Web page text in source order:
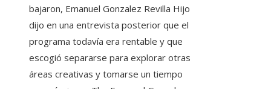
bajaron, Emanuel Gonzalez Revilla Hijo
dijo en una entrevista posterior que el
programa todavía era rentable y que
escogió separarse para explorar otras
áreas creativas y tomarse un tiempo